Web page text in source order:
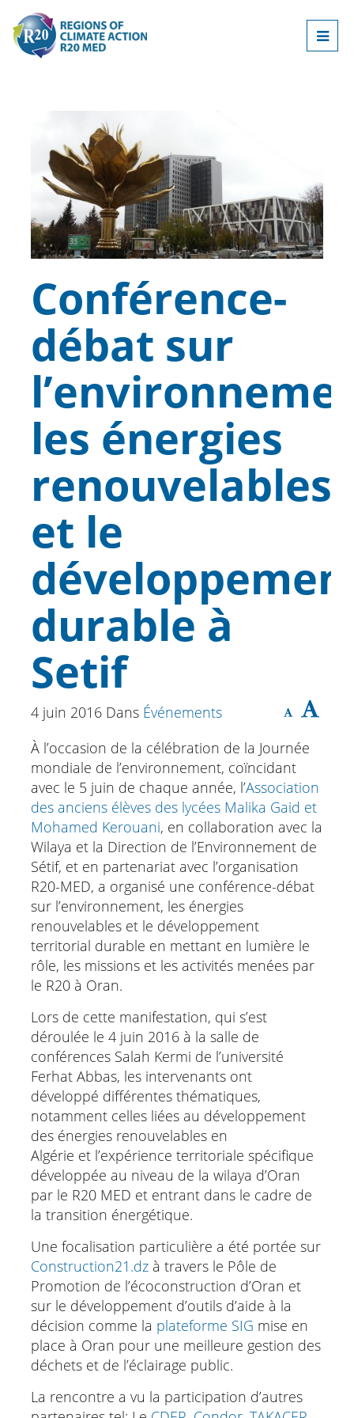
Conférence-
débat sur
les énergies
renouvelables
et le
durable à
Setif
4 juin 2016 Dans Événements
À l’occasion de la célébration de la Journée
mondiale de l’environnement, coïncidant
avec le 5 juin de chaque année, l’Association
des anciens élèves des lycées Malika Gaid et
Mohamed Kerouani, en collaboration avec la
Wilaya et la Direction de l’Environnement de
Sétif, et en partenariat avec l’organisation
R20-MED, a organisé une conférence-débat
sur l’environnement, les énergies
renouvelables et le développement
territorial durable en mettant en lumière le
rôle, les missions et les activités menées par
le R20 à Oran.
Lors de cette manifestation, qui s’est
déroulée le 4 juin 2016 à la salle de
conférences Salah Kermi de l’université
Ferhat Abbas, les intervenants ont
développé différentes thématiques,
notamment celles liées au développement
des énergies renouvelables en
Algérie et l’expérience territoriale spécifique
développée au niveau de la wilaya d’Oran
par le R20 MED et entrant dans le cadre de
la transition énergétique.
Une focalisation particulière a été portée sur
Construction21.dz à travers le Pôle de
Promotion de l’écoconstruction d’Oran et
sur le développement d’outils d’aide à la
décision comme la plateforme SIG mise en
place à Oran pour une meilleure gestion des
déchets et de l’éclairage public.
La rencontre a vu la participation d’autres